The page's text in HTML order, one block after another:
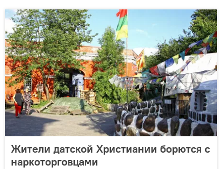
Жители датской Христиании борются с
наркоторговцами